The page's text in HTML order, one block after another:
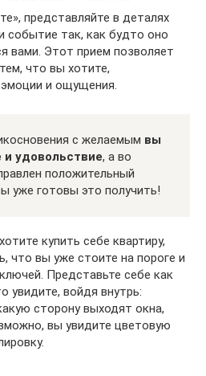
представляйте в деталях
событие так, как будто оно
вами. Этот прием позволяет
что вы хотите,
и ощущения.
с желаемым вы
удовольствие, а во
положительный
уже готовы это получить!
купить себе квартиру,
что вы уже стоите на пороге и
Представьте себе как
увидите, войдя внутрь:
сторону выходят окна,
вы увидите цветовую